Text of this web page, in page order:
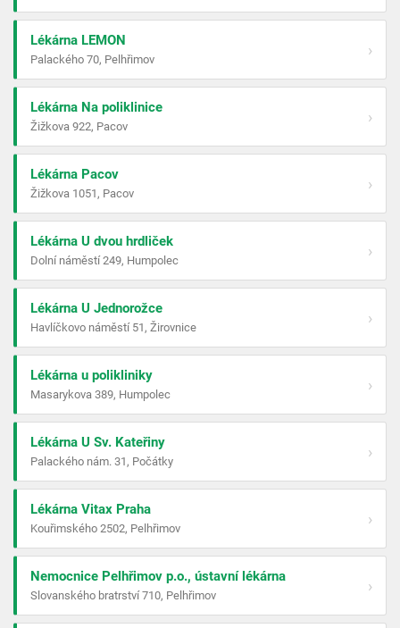
Lékárna LEMON
Palackého 70, Pelhřimov
›
Lékárna Na poliklinice
Žižkova 922, Pacov
›
Lékárna Pacov
Žižkova 1051, Pacov
›
Lékárna U dvou hrdliček
Dolní náměstí 249, Humpolec
›
Lékárna U Jednorožce
Havlíčkovo náměstí 51, Žirovnice
›
Lékárna u polikliniky
Masarykova 389, Humpolec
›
Lékárna U Sv. Kateřiny
Palackého nám. 31, Počátky
›
Lékárna Vitax Praha
Kouřimského 2502, Pelhřimov
›
Nemocnice Pelhřimov p.o., ústavní lékárna
Slovanského bratrství 710, Pelhřimov
›